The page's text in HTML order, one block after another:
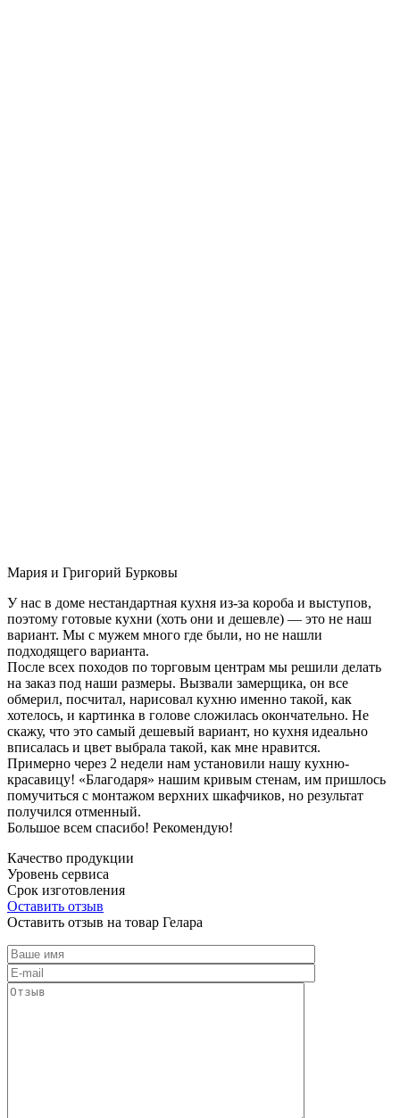
Мария и Григорий Бурковы
У нас в доме нестандартная кухня из-за короба и выступов,
поэтому готовые кухни (хоть они и дешевле) — это не наш
вариант. Мы с мужем много где были, но не нашли
подходящего варианта.
После всех походов по торговым центрам мы решили делать
на заказ под наши размеры. Вызвали замерщика, он все
обмерил, посчитал, нарисовал кухню именно такой, как
хотелось, и картинка в голове сложилась окончательно. Не
скажу, что это самый дешевый вариант, но кухня идеально
вписалась и цвет выбрала такой, как мне нравится.
Примерно через 2 недели нам установили нашу кухню-
красавицу! «Благодаря» нашим кривым стенам, им пришлось
помучиться с монтажом верхних шкафчиков, но результат
получился отменный.
Большое всем спасибо! Рекомендую!
Качество продукции
Уровень сервиса
Срок изготовления
Оставить отзыв
Оставить отзыв на товар Гелара